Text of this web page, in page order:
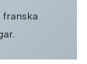
franska